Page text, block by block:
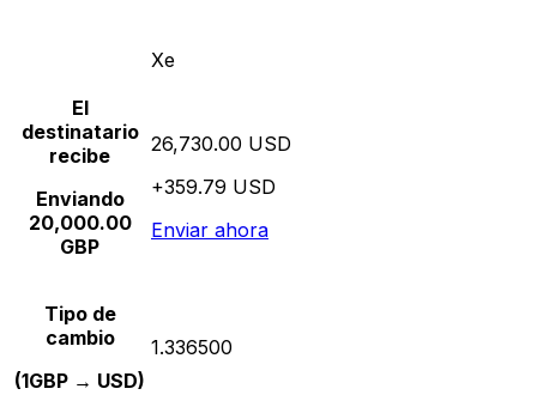
Xe
El
destinatario
recibe
Enviando
20,000.00
GBP
26,730.00 USD
+359.79 USD
Enviar ahora
Tipo de
cambio
(1GBP → USD)
1.336500